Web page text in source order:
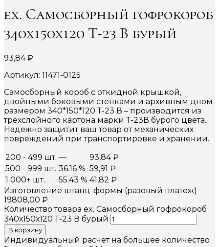
ex. Самосборный гофрокороб
340х150х120 Т-23 В бурый
93,84₽
Артикул: 11471-0125
Самосборный короб с откидной крышкой,
двойными боковыми стенками и архивным дном
размером 340*150*120 Т-23 В – производится из
трехслойного картона марки Т-23В бурого цвета.
Надежно защитит ваш товар от механических
повреждений при транспортировке и хранении.
200 - 499 шт. — 93,84₽
500 - 999 шт. 36.16 % 59,91 ₽
1 000+ шт.
55.43 % 41,82 ₽
Изготовление штанц-формы (разовый платеж)
19808,00 ₽
Количество товара ex. Самосборный гофрокороб
340х150х120 Т-23 В бурый
В корзину
Индивидуальный расчет на большее количество